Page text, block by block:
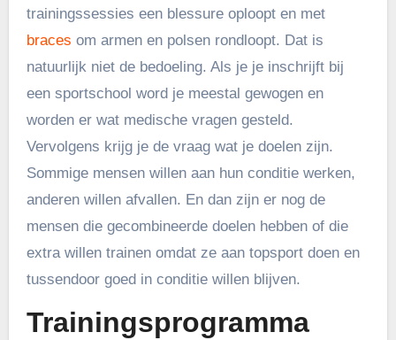
trainingssessies een blessure oploopt en met
braces om armen en polsen rondloopt. Dat is
natuurlijk niet de bedoeling. Als je je inschrijft bij
een sportschool word je meestal gewogen en
worden er wat medische vragen gesteld.
Vervolgens krijg je de vraag wat je doelen zijn.
Sommige mensen willen aan hun conditie werken,
anderen willen afvallen. En dan zijn er nog de
mensen die gecombineerde doelen hebben of die
extra willen trainen omdat ze aan topsport doen en
tussendoor goed in conditie willen blijven.
Trainingsprogramma